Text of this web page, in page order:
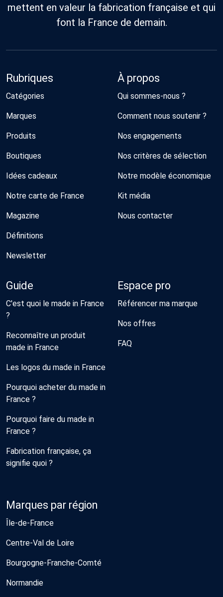
mettent en valeur la fabrication française et qui
font la France de demain.
Rubriques
Catégories
Marques
Produits
Boutiques
Idées cadeaux
Notre carte de France
Magazine
Définitions
Newsletter
À propos
Qui sommes-nous ?
Comment nous soutenir ?
Nos engagements
Nos critères de sélection
Notre modèle économique
Kit média
Nous contacter
Guide
C'est quoi le made in France
?
Reconnaître un produit
made in France
Les logos du made in France
Pourquoi acheter du made in
France ?
Pourquoi faire du made in
France ?
Fabrication française, ça
signifie quoi ?
Espace pro
Référencer ma marque
Nos offres
FAQ
Marques par région
Île-de-France
Centre-Val de Loire
Bourgogne-Franche-Comté
Normandie